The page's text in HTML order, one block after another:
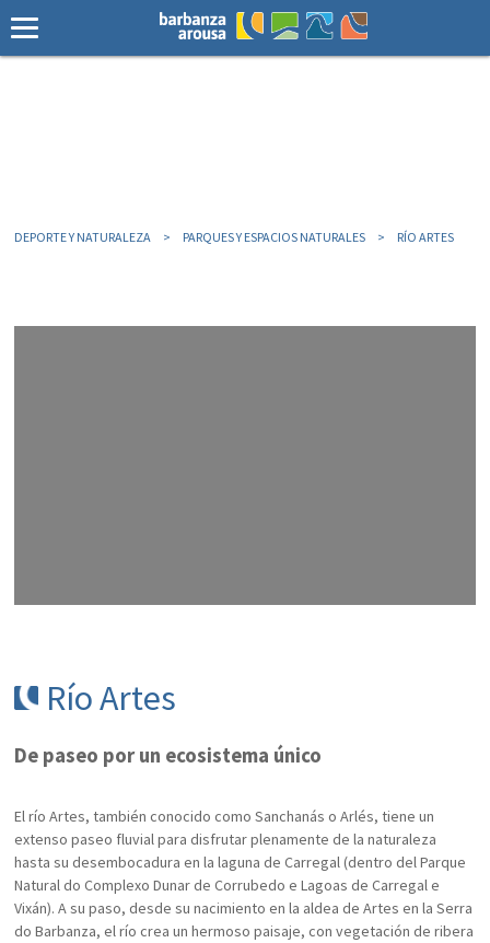
DEPORTE Y NATURALEZA PARQUES Y ESPACIOS NATURALES RÍO ARTES
Río Artes
De paseo por un ecosistema único
El río Artes, también conocido como Sanchanás o Arlés, tiene un
extenso paseo fluvial para disfrutar plenamente de la naturaleza
hasta su desembocadura en la laguna de Carregal (dentro del Parque
Natural do Complexo Dunar de Corrubedo e Lagoas de Carregal e
Vixán). A su paso, desde su nacimiento en la aldea de Artes en la Serra
do Barbanza, el río crea un hermoso paisaje, con vegetación de ribera